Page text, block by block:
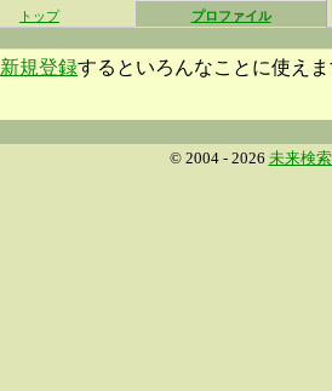
トップ プロファイル
新規登録するといろんなことに使えま
© 2004 - 2026 未来検